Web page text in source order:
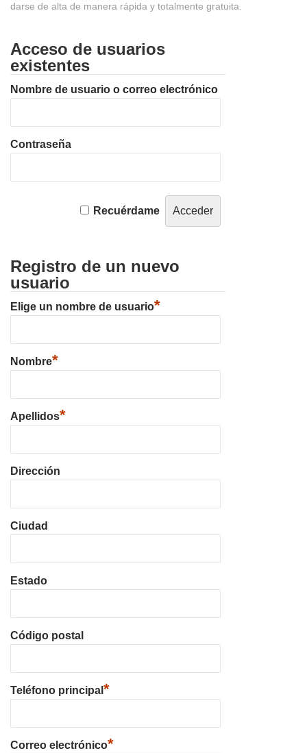
darse de alta de manera rápida y totalmente gratuita.
Acceso de usuarios
existentes
Nombre de usuario o correo electrónico
Contraseña
Recuérdame
Registro de un nuevo
usuario
Elige un nombre de usuario*
Nombre*
Apellidos*
Dirección
Ciudad
Estado
Código postal
Teléfono principal *
Correo electrónico*